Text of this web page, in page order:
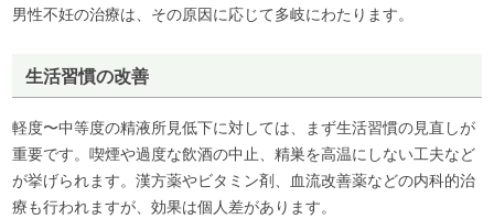
男性不妊の治療は、その原因に応じて多岐にわたります。
生活習慣の改善
軽度〜中等度の精液所見低下に対しては、まず生活習慣の見直しが
重要です。喫煙や過度な飲酒の中止、精巣を高温にしない工夫など
が挙げられます。漢方薬やビタミン剤、血流改善薬などの内科的治
療も行われますが、効果は個人差があります。